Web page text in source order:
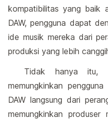
kompatibilitas yang baik
DAW, pengguna dapat
ide musik mereka dari
produksi yang lebih
Tidak hanya itu,
memungkinkan
DAW langsung dari
memungkinkan produser